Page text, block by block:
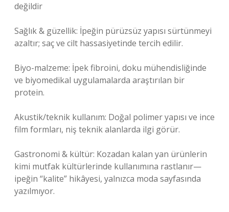
değildir
Sağlık & güzellik: İpeğin pürüzsüz yapısı sürtünmeyi
azaltır; saç ve cilt hassasiyetinde tercih edilir.
Biyo-malzeme: İpek fibroini, doku mühendisliğinde
ve biyomedikal uygulamalarda araştırılan bir
protein.
Akustik/teknik kullanım: Doğal polimer yapısı ve ince
film formları, niş teknik alanlarda ilgi görür.
Gastronomi & kültür: Kozadan kalan yan ürünlerin
kimi mutfak kültürlerinde kullanımına rastlanır—
ipeğin “kalite” hikâyesi, yalnızca moda sayfasında
yazılmıyor.